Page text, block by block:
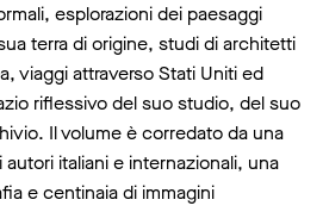
esplorazioni dei paesaggi
terra di origine, studi di architetti
viaggi attraverso Stati Uniti ed
riflessivo del suo studio, del suo
Il volume è corredato da una
italiani e internazionali, una
e centinaia di immagini